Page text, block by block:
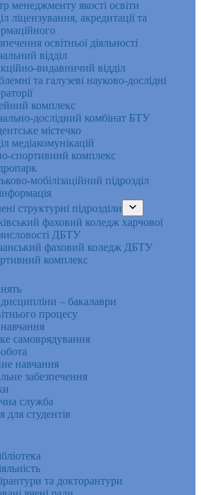
менеджменту якості освіти
ліцензування, акредитації та
освітньої діяльності
відділ
видавничий відділ
та галузеві науково-дослідні
комплекс
дослідний комбінат БТУ
містечко
медіакомунікацій
спортивний комплекс
мобілізаційний підрозділ
структурні підрозділи
фаховий коледж харчової
ДБТУ
фаховий коледж ДБТУ
комплекс
дисципліни – бакалаври
процесу
самоврядування
навчання
забезпечення
служба
для студентів
та докторантури